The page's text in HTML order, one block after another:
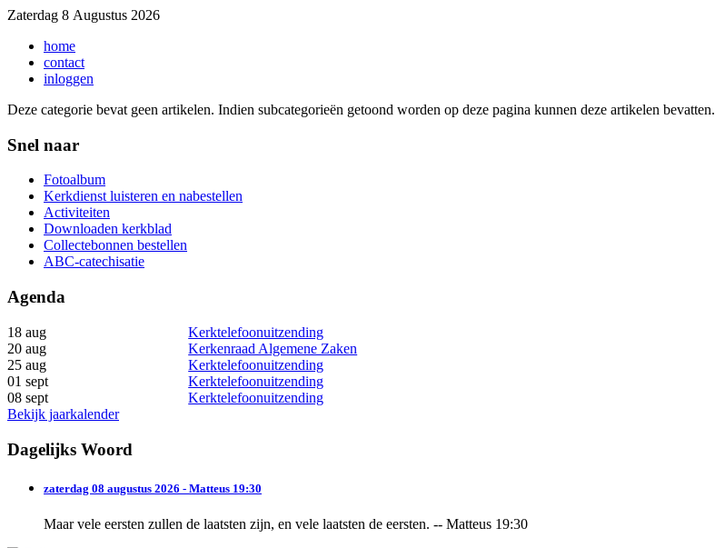
Zaterdag 8 Augustus 2026
home
contact
inloggen
Deze categorie bevat geen artikelen. Indien subcategorieën getoond worden op deze pagina kunnen deze artikelen bevatten.
Snel naar
Fotoalbum
Kerkdienst luisteren en nabestellen
Activiteiten
Downloaden kerkblad
Collectebonnen bestellen
ABC-catechisatie
Agenda
18 aug
Kerktelefoonuitzending
20 aug
Kerkenraad Algemene Zaken
25 aug
Kerktelefoonuitzending
01 sept
Kerktelefoonuitzending
08 sept
Kerktelefoonuitzending
Bekijk jaarkalender
Dagelijks Woord
zaterdag 08 augustus 2026 - Matteus 19:30
Maar vele eersten zullen de laatsten zijn, en vele laatsten de eersten. -- Matteus 19:30